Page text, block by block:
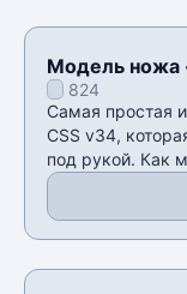
Модель ножа
824
Самая простая
CSS v34,
под рукой. Как